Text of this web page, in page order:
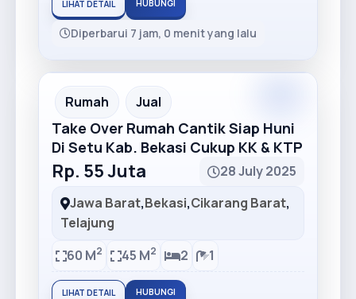
LIHAT DETAIL HUBUNGI
Diperbarui 7 jam, 0 menit yang lalu
Recommended
Rumah Jual
Take Over Rumah Cantik Siap Huni
Di Setu Kab. Bekasi Cukup KK & KTP
Rp. 55 Juta
28 July 2025
Jawa Barat,Bekasi,Cikarang Barat,
Telajung
60 M2 45 M2 2 1
LIHAT DETAIL HUBUNGI